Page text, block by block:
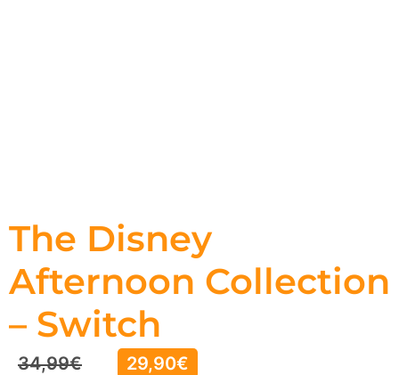
The Disney
Afternoon Collection
– Switch
34,99€ 29,90€